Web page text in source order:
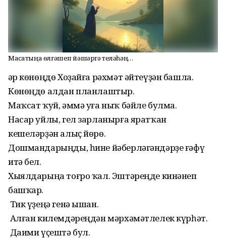
Маҡсатыңа өлгәшеп йәшәргә теләһәң…
Һәр көнөңдө Хоҙайға рәхмәт әйтеүҙән башла.
Көнөңдө алдан планлаштыр.
Маҡсат ҡуй, әммә уға ныҡ бәйле булма.
Насар уйлы, гел зарланырға яратҡан
кешеләрҙән алыҫ йөрө.
Дошмандарыңды, һине йәберләгәндәрҙе ғәфү
итә бел.
Хыялдарыңа тоғро ҡал. Эштәреңде кинәнеп
башҡар.
Тик үҙеңә генә ышан.
Алған килемдәреңдән мәрхәмәтлелек күрһәт.
Даими үҫештә бул.